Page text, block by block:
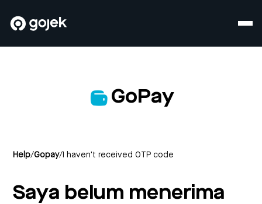
GoPay
Help/Gopay/ I haven't received OTP code
Saya belum menerima